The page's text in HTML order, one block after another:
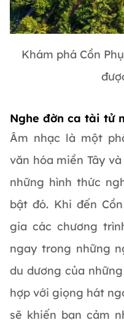
Khám phá Cồn
Nghe đờn ca tài tử
Âm nhạc là một
văn hóa miền Tây
những hình thức
bật đó. Khi đến
gia các chương
ngay trong những
du dương của
hợp với giọng hát
sẽ khiến bạn cảm